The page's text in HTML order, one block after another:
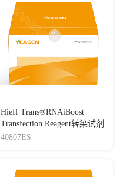
Hieff Trans®RNAiBoost
Transfection Reagent转染试剂
40807ES